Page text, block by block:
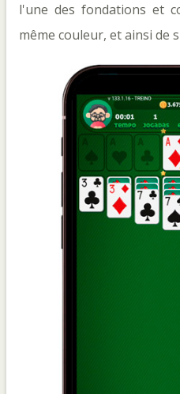
l'une des fondations et
même couleur, et ainsi de